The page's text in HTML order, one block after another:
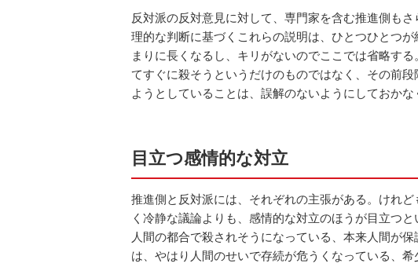
反対派の反対意見に対して、専門家を含む推進側も
理的な判断に基づくこれらの説明は、ひとつひとつ
まりに長くなるし、キリがないのでここでは省略す
てすぐに殺そうというだけのものではなく、その前
ようとしていることは、誤解のないようにしておかな
目立つ感情的な対立
推進側と反対派には、それぞれの主張がある。けれ
く冷静な議論よりも、感情的な対立のほうが目立つ
人間の都合で殺されそうになっている、本来人間が
は、やはり人間のせいで存続が危うくなっている、